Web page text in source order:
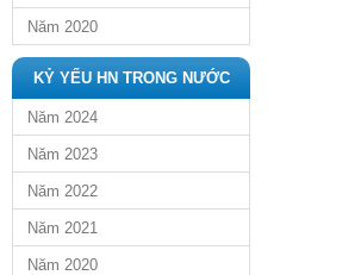
Năm 2020
KỶ YẾU HN TRONG NƯỚC
Năm 2024
Năm 2023
Năm 2022
Năm 2021
Năm 2020